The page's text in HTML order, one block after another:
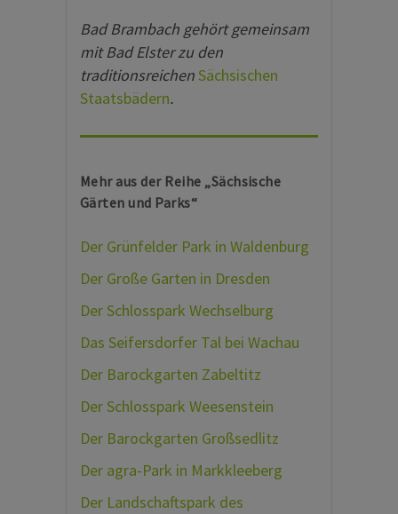
Bad Brambach gehört gemeinsam
mit Bad Elster zu den
traditionsreichenSächsischen
Staatsbädern.
Mehr aus der Reihe „Sächsische
Gärten und Parks“
Der Grünfelder Park in Waldenburg
Der Große Garten in Dresden
Der Schlosspark Wechselburg
Das Seifersdorfer Tal bei Wachau
Der Barockgarten Zabeltitz
Der Schlosspark Weesenstein
Der Barockgarten Großsedlitz
Der agra-Park in Markkleeberg
Der Landschaftspark des